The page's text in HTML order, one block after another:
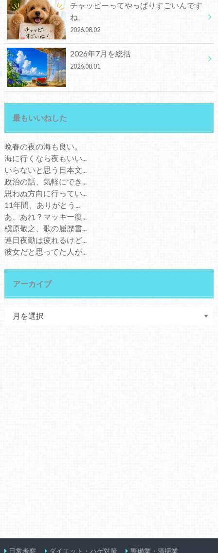
チャッピーってやっぱりすごいんです
ね。
2026.08.02
2026年7月を総括
2026.08.01
最もいいねした
晩春の夜の海も良い。
海に行くなら夜もいい...
いらないと思う日本文...
政治の話、気軽にでき...
思わぬ方向に行ってい...
11年間、ありがとう...
あ、あれ？マッキー復...
槇原敬之、歌の履歴書...
連日夜勤は疲れるけど...
彼女だと思ってた人が...
アーカイブ
日常考察 ダイエット・ハゲ対策 警備業・清掃業